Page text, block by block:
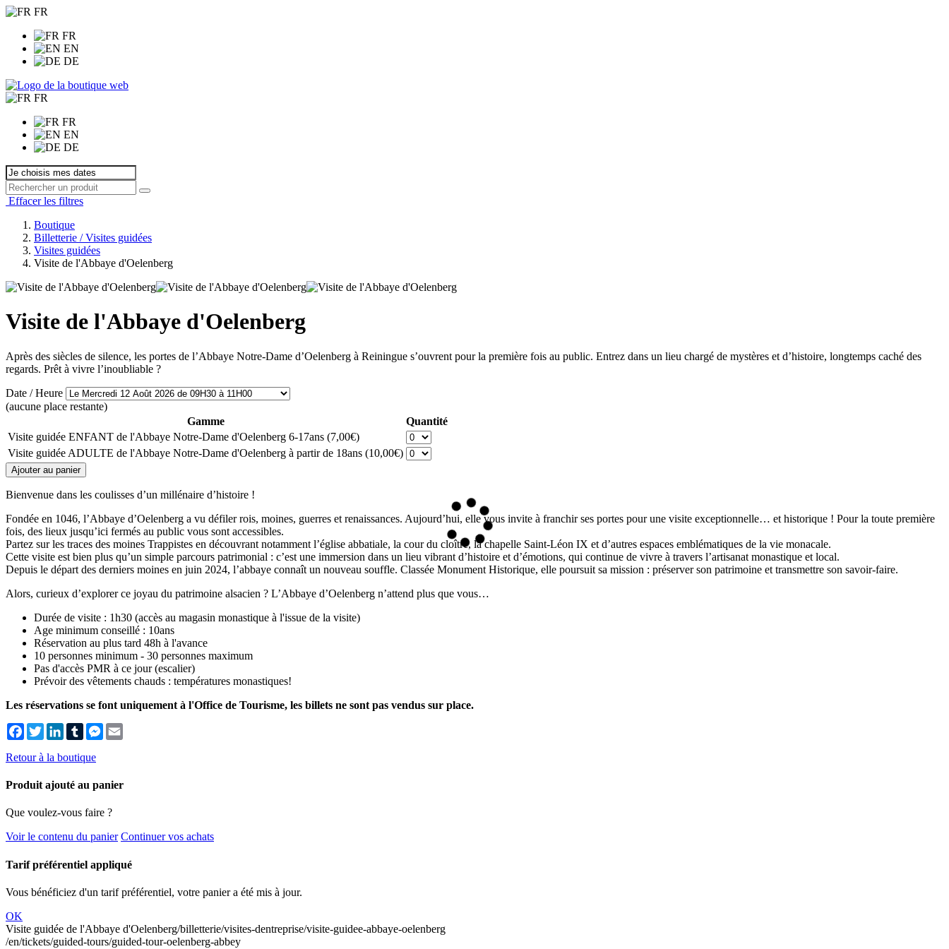
FR
FR
EN
DE
FR
FR
EN
DE
Effacer les filtres
Boutique
Billetterie / Visites guidées
Visites guidées
Visite de l'Abbaye d'Oelenberg
Visite de l'Abbaye d'Oelenberg
Après des siècles de silence, les portes de l’Abbaye Notre-Dame d’Oelenberg à Reiningue s’ouvrent pour la première fois au public. Entrez dans un lieu chargé de mystères et d’histoire, longtemps caché des
regards. Prêt à vivre l’inoubliable ?
Date / Heure
(aucune place restante)
Gamme
Quantité
Visite guidée ENFANT de l'Abbaye Notre-Dame d'Oelenberg 6-17ans (7,00€)
Visite guidée ADULTE de l'Abbaye Notre-Dame d'Oelenberg à partir de 18ans (10,00€)
Bienvenue dans les coulisses d’un millénaire d’histoire !
Fondée en 1046, l’Abbaye d’Oelenberg a vu défiler rois, moines, guerres et renaissances. Aujourd’hui, elle vous invite à franchir ses portes pour une visite exceptionnelle… et historique ! Pour la toute première
fois, des lieux jusqu’ici fermés au public vous sont accessibles.
Partez sur les traces des moines Trappistes en découvrant notamment l’église abbatiale, la cour du cloître, la chapelle Saint-Léon IX et d’autres espaces emblématiques de la vie monacale.
Cette visite est bien plus qu’un simple parcours patrimonial : c’est une immersion dans un lieu vibrant d’histoire et d’émotions, qui continue de vivre à travers l’artisanat monastique et local.
Depuis le départ des derniers moines en juin 2024, l’abbaye connaît un nouveau souffle. Classée Monument Historique, elle poursuit sa mission : préserver son patrimoine et transmettre son savoir-faire.
Alors, curieux d’explorer ce joyau du patrimoine alsacien ? L’Abbaye d’Oelenberg n’attend plus que vous…
Durée de visite : 1h30 (accès au magasin monastique à l'issue de la visite)
Age minimum conseillé : 10ans
Réservation au plus tard 48h à l'avance
10 personnes minimum - 30 personnes maximum
Pas d'accès PMR à ce jour (escalier)
Prévoir des vêtements chauds : températures monastiques!
Les réservations se font uniquement à l'Office de Tourisme, les billets ne sont pas vendus sur place.
Facebook
TwitterLinkedIn
TumblrMessenger
Retour à la boutique
Produit ajouté au panier
Que voulez-vous faire ?
Voir le contenu du panier Continuer vos achats
Tarif préférentiel appliqué
Vous bénéficiez d'un tarif préférentiel, votre panier a été mis à jour.
OK
Visite guidée de l'Abbaye d'Oelenberg/billetterie/visites-dentreprise/visite-guidee-abbaye-oelenberg
/en/tickets/guided-tours/guided-tour-oelenberg-abbey